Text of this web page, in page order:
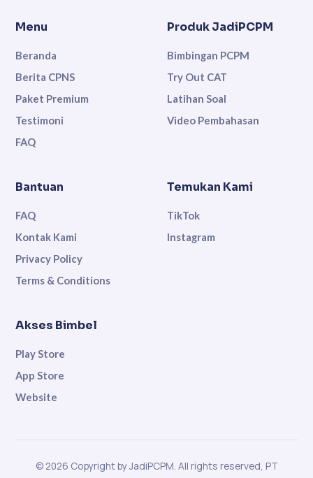
Menu
Beranda
Berita CPNS
Paket Premium
Testimoni
FAQ
Produk JadiPCPM
Bimbingan PCPM
Try Out CAT
Latihan Soal
Video Pembahasan
Bantuan
FAQ
Kontak Kami
Privacy Policy
Terms & Conditions
Temukan Kami
TikTok
Instagram
Akses Bimbel
Play Store
App Store
Website
© 2026 Copyright by JadiPCPM. All rights reserved, PT